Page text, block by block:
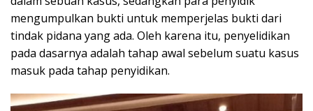
mengumpulkan bukti untuk memperjelas bukti dari
tindak pidana yang ada. Oleh karena itu, penyelidikan
pada dasarnya adalah tahap awal sebelum suatu kasus
masuk pada tahap penyidikan.